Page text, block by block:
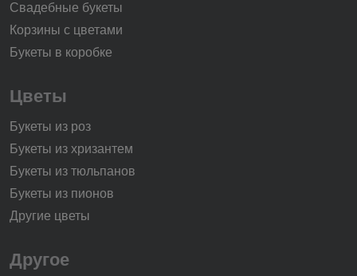
Свадебные букеты
Корзины с цветами
Букеты в коробке
Цветы
Букеты из роз
Букеты из хризантем
Букеты из тюльпанов
Букеты из пионов
Другие цветы
Другое